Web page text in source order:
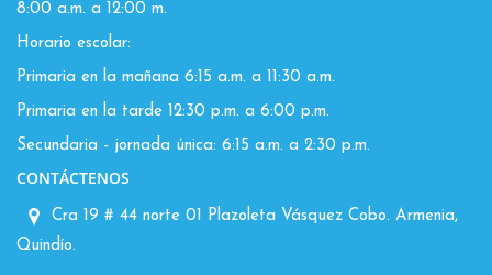
8:00 a.m. a 12:00 m.
Horario escolar:
Primaria en la mañana 6:15 a.m. a 11:30 a.m.
Primaria en la tarde 12:30 p.m. a 6:00 p.m.
Secundaria - jornada única: 6:15 a.m. a 2:30 p.m.
CONTÁCTENOS
Cra 19 # 44 norte 01 Plazoleta Vásquez Cobo. Armenia,
Quindío.